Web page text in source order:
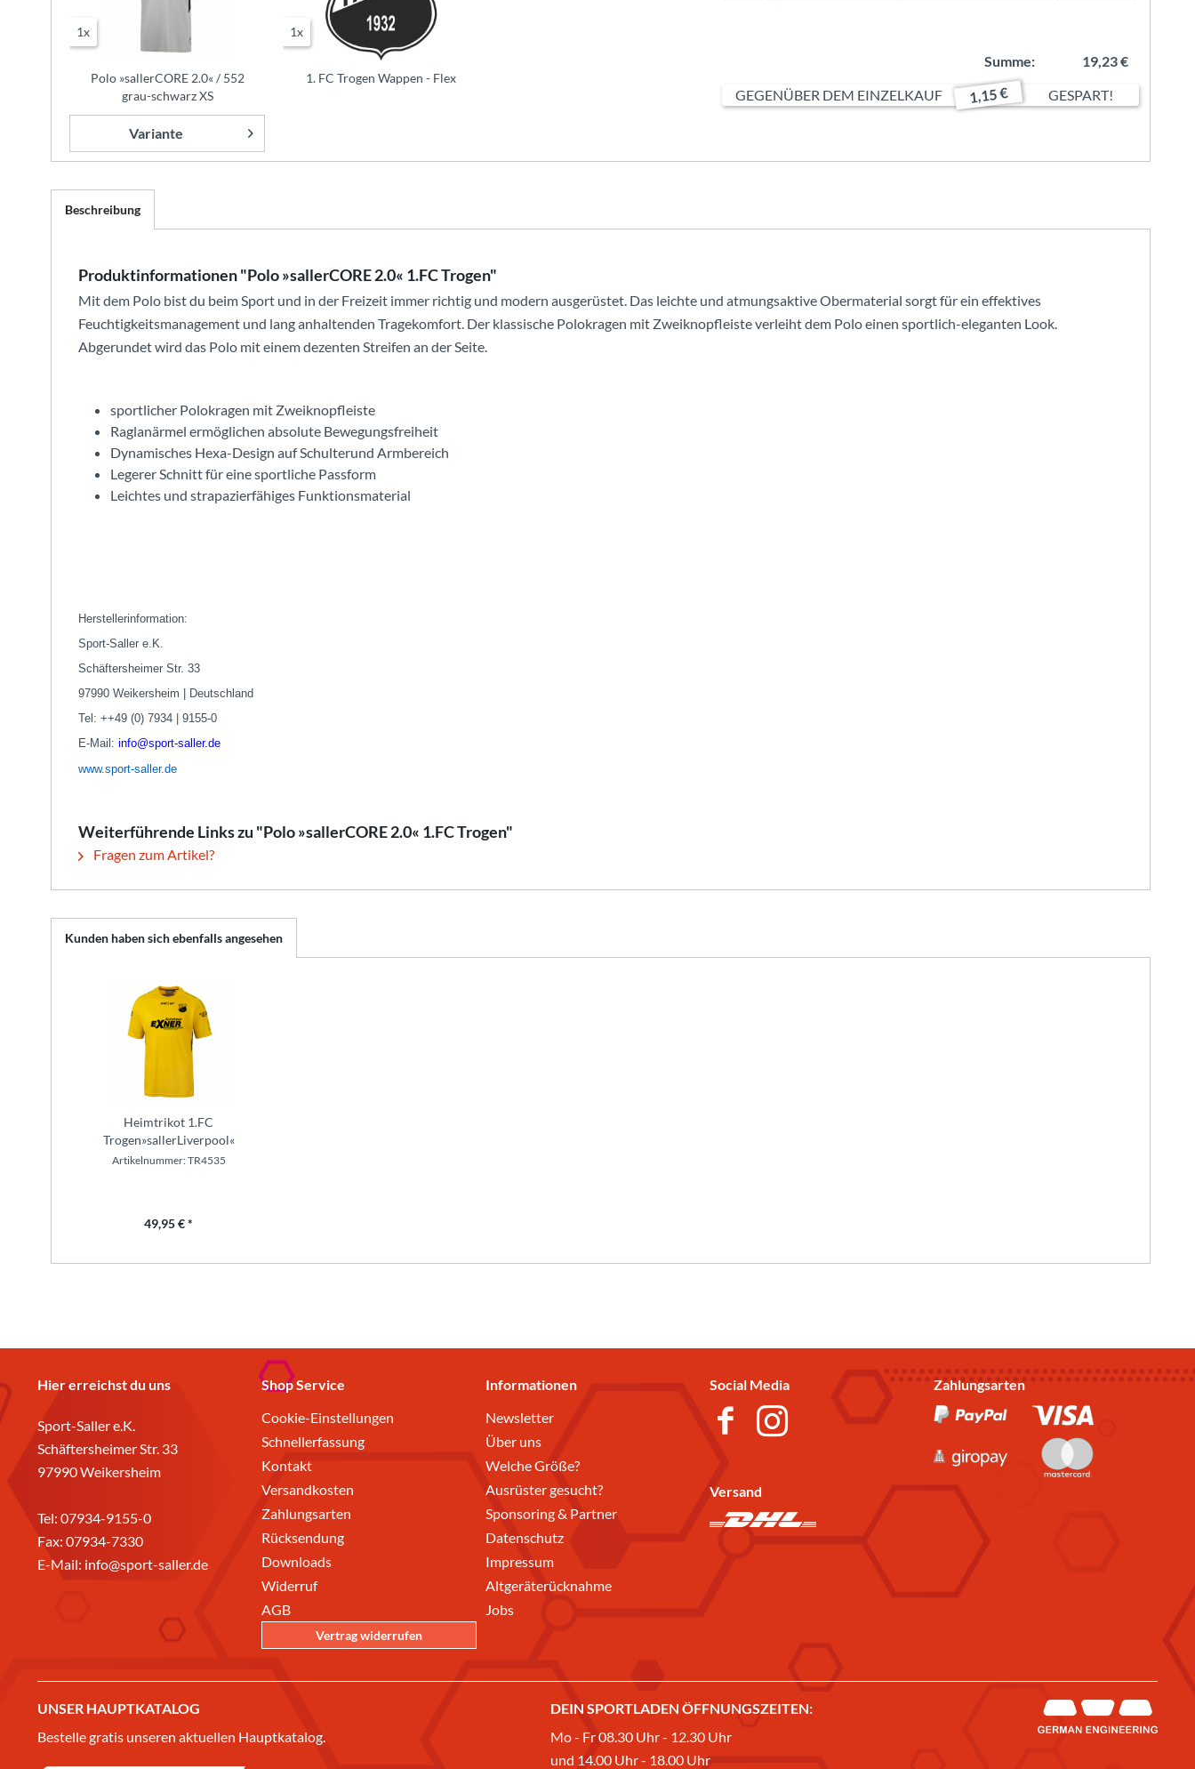
1x
Polo »sallerCORE 2.0« / 552
grau-schwarz XS
Variante
1x
1. FC Trogen Wappen - Flex
Summe:
19,23 €
GEGENÜBER DEM EINZELKAUF
1,15 € GESPART!
Beschreibung
Produktinformationen "Polo »sallerCORE 2.0« 1.FC Trogen"
Mit dem Polo bist du beim Sport und in der Freizeit immer richtig und modern ausgerüstet. Das leichte und atmungsaktive Obermaterial sorgt für ein effektives
Feuchtigkeitsmanagement und lang anhaltenden Tragekomfort. Der klassische Polokragen mit Zweiknopfleiste verleiht dem Polo einen sportlich-eleganten Look.
Abgerundet wird das Polo mit einem dezenten Streifen an der Seite.
sportlicher Polokragen mit Zweiknopfleiste
Raglanärmel ermöglichen absolute Bewegungsfreiheit
Dynamisches Hexa-Design auf Schulterund Armbereich
Legerer Schnitt für eine sportliche Passform
Leichtes und strapazierfähiges Funktionsmaterial
Herstellerinformation:
Sport-Saller e.K.
Schäftersheimer Str. 33
97990 Weikersheim | Deutschland
Tel: ++49 (0) 7934 | 9155-0
E-Mail: info@sport-saller.de
www.sport-saller.de
Weiterführende Links zu "Polo »sallerCORE 2.0« 1.FC Trogen"
Fragen zum Artikel?
Kunden haben sich ebenfalls angesehen
Heimtrikot 1.FC
Trogen»sallerLiverpool«
Kurzarm
Artikelnummer: TR4535
49,95 € *
Hier erreichst du uns
Sport-Saller e.K.
Schäftersheimer Str. 33
97990 Weikersheim
Tel: 07934-9155-0
Fax: 07934-7330
E-Mail: info@sport-saller.de
Shop Service
Cookie-Einstellungen
Schnellerfassung
Kontakt
Versandkosten
Zahlungsarten
Rücksendung
Downloads
Widerruf
AGB
Vertrag widerrufen
Informationen
Newsletter
Über uns
Welche Größe?
Ausrüster gesucht?
Sponsoring & Partner
Datenschutz
Impressum
Altgeräterücknahme
Jobs
Social Media
Versand
Zahlungsarten
UNSER HAUPTKATALOG
Bestelle gratis unseren aktuellen Hauptkatalog.
DEIN SPORTLADEN ÖFFNUNGSZEITEN:
Mo - Fr 08.30 Uhr - 12.30 Uhr
und 14.00 Uhr - 18.00 Uhr